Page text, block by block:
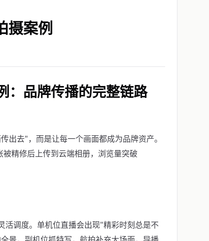
摄案例
：品牌传播的完整链路
出去"，而是让每一个画面都成为品牌资产。
精修后上传到云端相册，浏览量突破
活调度。单机位直播会出现"精彩时刻总是不